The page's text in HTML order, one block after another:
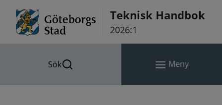
Teknisk Handbok
2026:1
Sök Meny